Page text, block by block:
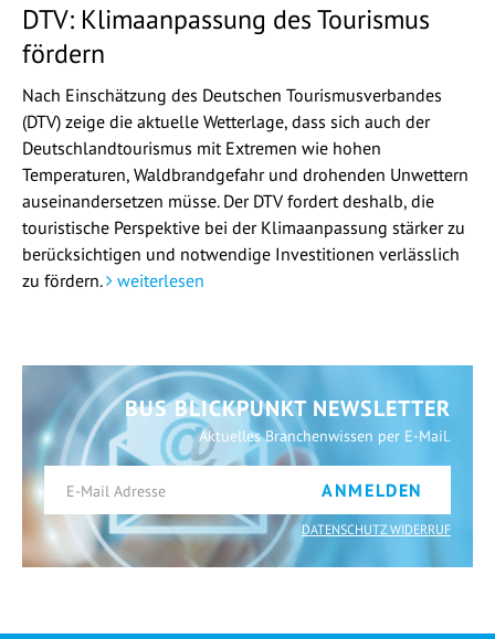
DTV: Klimaanpassung des Tourismus
fördern
Nach Einschätzung des Deutschen Tourismusverbandes
(DTV) zeige die aktuelle Wetterlage, dass sich auch der
Deutschlandtourismus mit Extremen wie hohen
Temperaturen, Waldbrandgefahr und drohenden Unwettern
auseinandersetzen müsse. Der DTV fordert deshalb, die
touristische Perspektive bei der Klimaanpassung stärker zu
berücksichtigen und notwendige Investitionen verlässlich
zu fördern.
weiterlesen
BUS BLICKPUNKT NEWSLETTER
Aktuelles Branchenwissen per E-Mail.
ANMELDEN
DATENSCHUTZ WIDERRUF